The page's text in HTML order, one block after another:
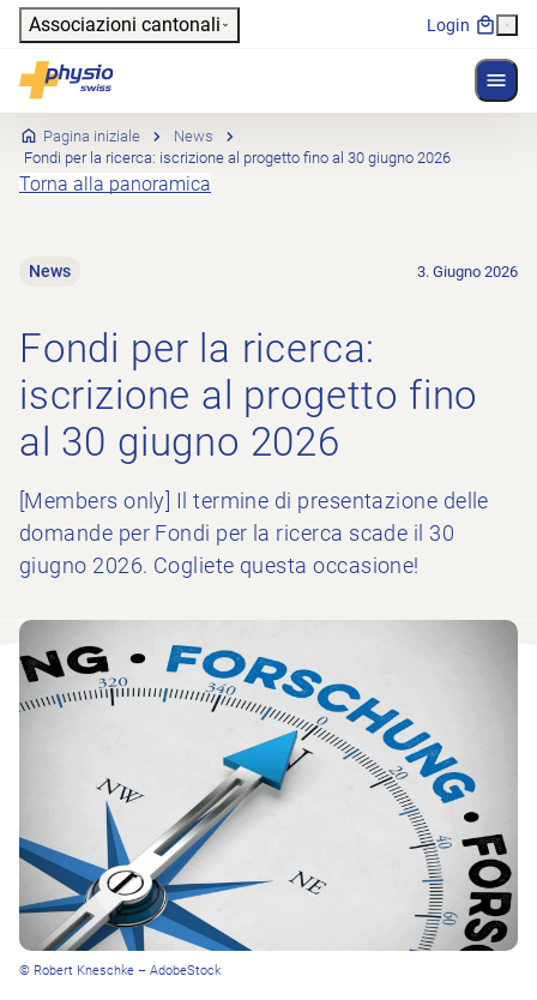
Header
Associazioni cantonali Login
Physioswiss
Navigazione principale
Pagina iniziale
News
Fondi per la ricerca: iscrizione al progetto fino al 30 giugno 2026
Torna alla panoramica
News 3. Giugno 2026
Fondi per la ricerca:
iscrizione al progetto fino
al 30 giugno 2026
[Members only] Il termine di presentazione delle
domande per Fondi per la ricerca scade il 30
giugno 2026. Cogliete questa occasione!
© Robert Kneschke – AdobeStock